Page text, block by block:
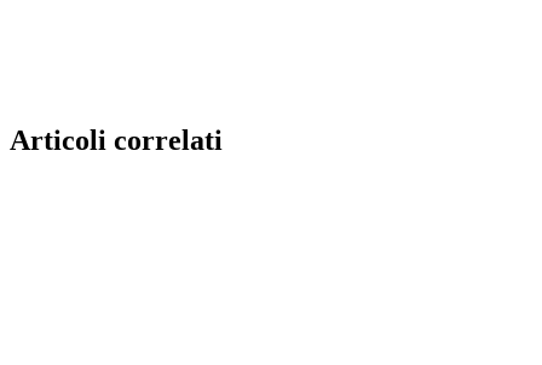
Articoli correlati